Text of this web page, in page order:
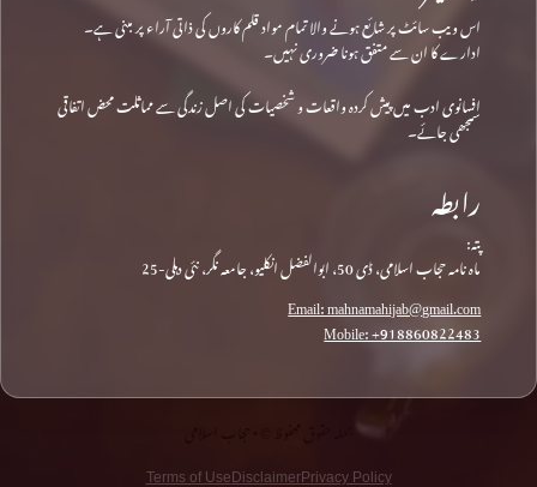
اس ویب سائٹ پر شائع ہونے والا تمام مواد قلم کاروں کی ذاتی آراء پر مبنی ہے۔
ادارے کا ان سے متفق ہونا ضروری نہیں۔
افسانوی ادب میں پیش کردہ واقعات و شخصیات کی اصل زندگی سے مماثلت محض اتفاقی
سمجھی جائے۔
رابطہ
پتہ:
ماہ نامہ حجاب اسلامی، ڈی 50، ابوالفضل انکلیو، جامعہ نگر، نئی دہلی-25
Email: mahnamahijab@gmail.com
Mobile: +918860822483
Privacy Policy
Disclaimer
Terms of Use